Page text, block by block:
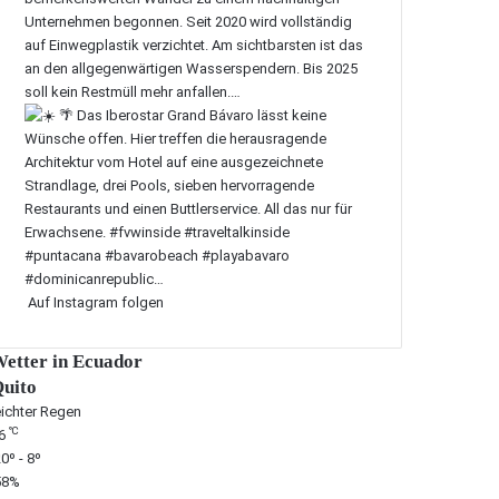
Auf Instagram folgen
in Ecuador
Regen
℃
- 8º